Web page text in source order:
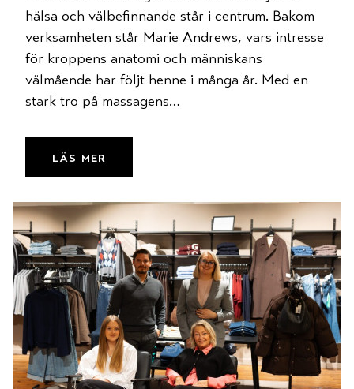
hälsa och välbefinnande står i centrum. Bakom
verksamheten står Marie Andrews, vars intresse
för kroppens anatomi och människans
välmående har följt henne i många år. Med en
stark tro på massagens…
läs mer